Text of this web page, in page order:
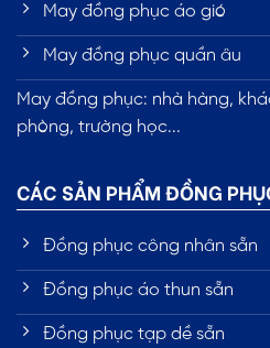
May đồng phục áo gió
May đồng phục quần âu
May đồng phục: nhà hàng,
phòng, trường học...
CÁC SẢN PHẨM ĐỒNG
Đồng phục công nhân sẵn
Đồng phục áo thun sẵn
Đồng phục tạp dề sẵn